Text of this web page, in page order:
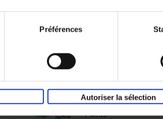
Préférences
Autoriser la sélection
Reshape Your
Your Roadmap for
Points